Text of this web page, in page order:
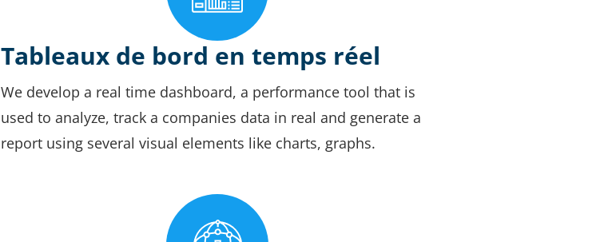
Tableaux de bord en temps réel
We develop a real time dashboard, a performance tool that is
used to analyze, track a companies data in real and generate a
report using several visual elements like charts, graphs.